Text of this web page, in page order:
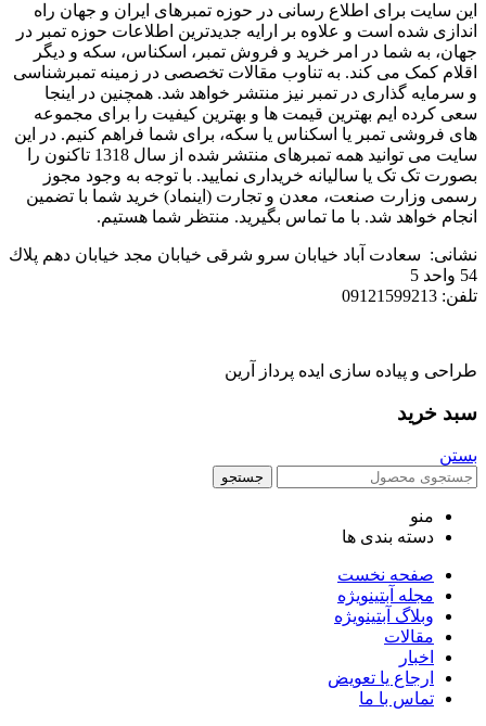
این سایت برای اطلاع رسانی در حوزه تمبرهای ایران و جهان راه
اندازی شده است و علاوه بر ارایه جدیدترین اطلاعات حوزه تمبر در
جهان، به شما در امر خرید و فروش تمبر، اسکناس، سکه و دیگر
اقلام کمک می کند. به تناوب مقالات تخصصی در زمینه تمبرشناسی
و سرمایه گذاری در تمبر نیز منتشر خواهد شد. همچنین در اینجا
سعی کرده ایم بهترین قیمت ها و بهترین کیفیت را برای مجموعه
های فروشی تمبر یا اسکناس یا سکه، برای شما فراهم کنیم. در این
سایت می توانید همه تمبرهای منتشر شده از سال 1318 تاکنون را
بصورت تک تک یا سالیانه خریداری نمایید. با توجه به وجود مجوز
رسمی وزارت صنعت، معدن و تجارت (اینماد) خرید شما با تضمین
انجام خواهد شد. با ما تماس بگیرید. منتظر شما هستیم.
نشانی: سعادت آباد خیابان سرو شرقی خيابان مجد خیابان دهم پلاك
54 واحد 5
تلفن: 09121599213
طراحی و پیاده سازی ایده پرداز آرین
سبد خرید
بستن
جستجو
منو
دسته بندی ها
صفحه نخست
مجله آبتینویژه
وبلاگ آبتینویژه
مقالات
اخبار
ارجاع یا تعویض
تماس با ما